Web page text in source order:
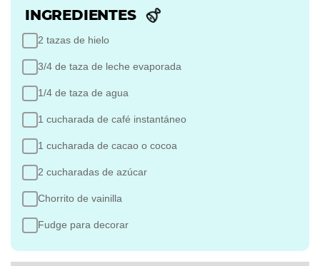
INGREDIENTES
2 tazas de hielo
3/4 de taza de leche evaporada
1/4 de taza de agua
1 cucharada de café instantáneo
1 cucharada de cacao o cocoa
2 cucharadas de azúcar
Chorrito de vainilla
Fudge para decorar